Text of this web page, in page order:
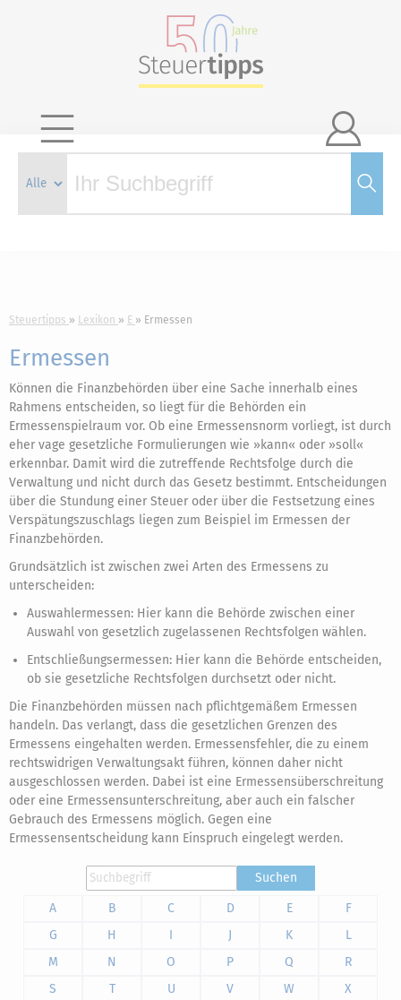

Steuertipps Lexikon E Ermessen
Ermessen
Können die Finanzbehörden über eine Sache innerhalb eines
Rahmens entscheiden, so liegt für die Behörden ein
Ermessenspielraum vor. Ob eine Ermessensnorm vorliegt, ist durch
eher vage gesetzliche Formulierungen wie »kann« oder »soll«
erkennbar. Damit wird die zutreffende Rechtsfolge durch die
Verwaltung und nicht durch das Gesetz bestimmt. Entscheidungen
über die Stundung einer Steuer oder über die Festsetzung eines
Verspätungszuschlags liegen zum Beispiel im Ermessen der
Finanzbehörden.
Grundsätzlich ist zwischen zwei Arten des Ermessens zu
unterscheiden:
Auswahlermessen: Hier kann die Behörde zwischen einer
Auswahl von gesetzlich zugelassenen Rechtsfolgen wählen.
Entschließungsermessen: Hier kann die Behörde entscheiden,
ob sie gesetzliche Rechtsfolgen durchsetzt oder nicht.
Die Finanzbehörden müssen nach pflichtgemäßem Ermessen
handeln. Das verlangt, dass die gesetzlichen Grenzen des
Ermessens eingehalten werden. Ermessensfehler, die zu einem
rechtswidrigen Verwaltungsakt führen, können daher nicht
ausgeschlossen werden. Dabei ist eine Ermessensüberschreitung
oder eine Ermessensunterschreitung, aber auch ein falscher
Gebrauch des Ermessens möglich. Gegen eine
Ermessensentscheidung kann Einspruch eingelegt werden.
Suchen
A
B C D E
F
G
H I J K
L
M
N O P Q
R
S
T U V W
X